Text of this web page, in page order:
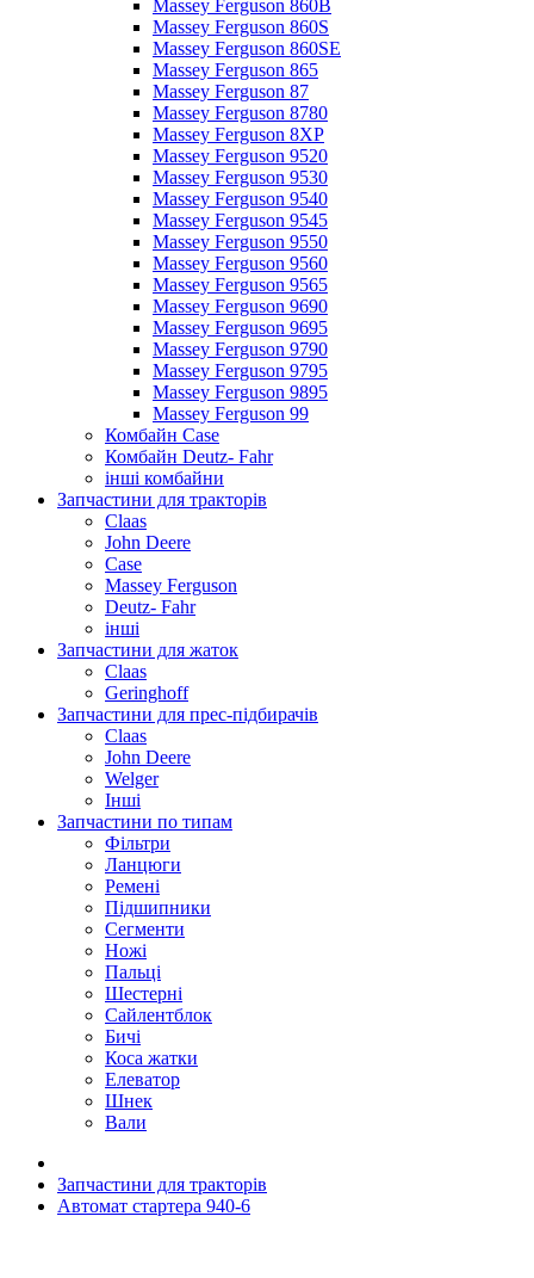
Massey Ferguson 860B
Massey Ferguson 860S
Massey Ferguson 860SE
Massey Ferguson 865
Massey Ferguson 87
Massey Ferguson 8780
Massey Ferguson 8XP
Massey Ferguson 9520
Massey Ferguson 9530
Massey Ferguson 9540
Massey Ferguson 9545
Massey Ferguson 9550
Massey Ferguson 9560
Massey Ferguson 9565
Massey Ferguson 9690
Massey Ferguson 9695
Massey Ferguson 9790
Massey Ferguson 9795
Massey Ferguson 9895
Massey Ferguson 99
Комбайн Case
Комбайн Deutz- Fahr
інші комбайни
Запчастини для тракторів
Claas
John Deere
Case
Massey Ferguson
Deutz- Fahr
інші
Запчастини для жаток
Claas
Geringhoff
Запчастини для прес-підбирачів
Claas
John Deere
Welger
Інші
Запчастини по типам
Фільтри
Ланцюги
Ремені
Підшипники
Сегменти
Ножі
Пальці
Шестерні
Сайлентблок
Бичі
Коса жатки
Елеватор
Шнек
Вали
Запчастини для тракторів
Автомат стартерa 940-6